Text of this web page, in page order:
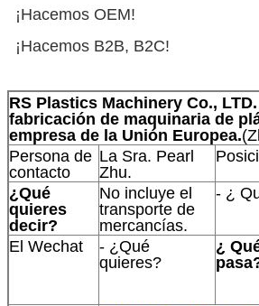
¡Hacemos OEM!
¡Hacemos B2B, B2C!
RS Plastics Machinery Co.,
fabricación de maquinaria de
empresa de la Unión Europea.
Persona de
contacto
La Sra. Pearl
Zhu.
¿Qué
quieres
decir?
No incluye el
transporte de
mercancías.
- ¿
El Wechat
- ¿Qué
quieres?
¿